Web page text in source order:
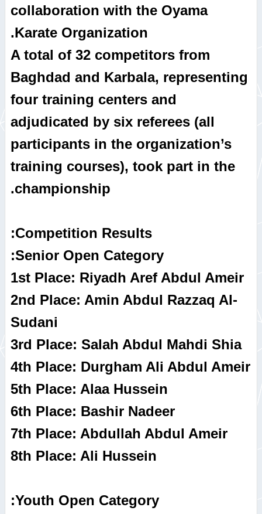
collaboration with the Oyama
Karate Organization.
A total of 32 competitors from
Baghdad and Karbala, representing
four training centers and
adjudicated by six referees (all
participants in the organization’s
training courses), took part in the
championship.
Competition Results:
Senior Open Category:
1st Place: Riyadh Aref Abdul Ameir
2nd Place: Amin Abdul Razzaq Al-
Sudani
3rd Place: Salah Abdul Mahdi Shia
4th Place: Durgham Ali Abdul Ameir
5th Place: Alaa Hussein
6th Place: Bashir Nadeer
7th Place: Abdullah Abdul Ameir
8th Place: Ali Hussein
Youth Open Category: